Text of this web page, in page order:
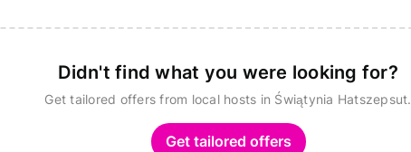
Didn't find what you were looking for?
Get tailored offers from local hosts in Świątynia Hatszepsut.
Get tailored offers